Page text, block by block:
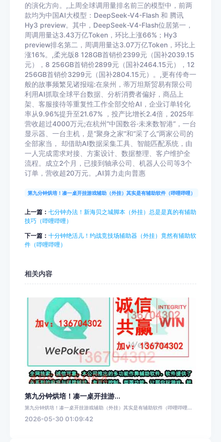
的演化方向。,上周全球调用量排名前三的模型中，前两
款均为中国AI大模型：DeepSeek-V4-Flash 和 腾讯
Hy3 preview。其中，DeepSeek-V4-Flash位居第一，
周调用量达3.43万亿Token，环比上涨66%；Hy3
preview排名第二，周调用量达3.07万亿Token，环比上
涨16%。,柔光版8 128GB首销价2399元（国补2039.15
元），8 256GB首销价2899元（国补2464.15元），12
256GB首销价3299元（国补2804.15元）。,更有传奇一
般的故事频繁见诸报端:在泉州，蒂万坦斯贸易有限公司
利用AI抓取全球平台数据、分析消费者偏好，商品上
架、客服接待等重复性工作全部交给AI，企业订单转化
率从9.96%提升至21.67% ，投产比增长2.4倍，2025年
营收超过4000万元;在杭州“中国数谷·未来数智港”，一台
显示器、一台主机，是“聚身之家”和“采了么”两家公司的
全部家当， 却借助AI数据采集工具、智能匹配系统，由
一人完成需求对接、方案设计、数据整理、客户维护全
流程。成立2个月，已接到轴承公司、机器人公司等3个
订单，营收超20万元。,AI算力走向普惠
第九分钟烘培！凑一桌开挂游戏辅助（外挂）其实是有辅助软件（哔哩哔哩）
上一篇： 七分钟办法！新海贝之城脚本（外挂）总是是真的有辅助
技巧（哔哩哔哩）
下一篇： 十分钟绝活儿！约战竞技场辅助器（外挂）竟然有辅助软
件（哔哩哔哩）
相关内容
第九分钟烘培！凑一桌开挂游...
第九分钟烘培！凑一桌开挂游戏辅助（外挂）其实是有辅助软件（哔哩哔哩...
2026-05-30 01:09:42